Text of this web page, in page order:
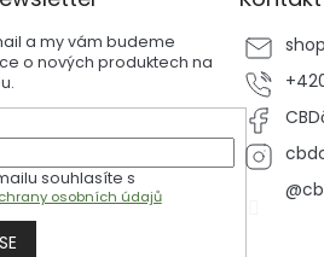
a my vám budeme
o nových produktech na
souhlasíte s
osobních údajů
shop